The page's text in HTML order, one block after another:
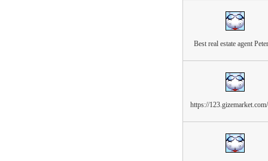
Best real estate agent
https://